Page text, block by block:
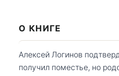
О КНИГЕ
Алексей Логинов
получил поместье, но